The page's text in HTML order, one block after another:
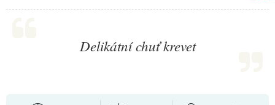
Delikátní chuť krevet